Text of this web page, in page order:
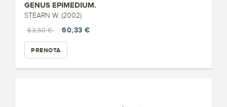
GENUS EPIMEDIUM.
STEARN W. (2002)
63,50 €
60,33 €
PRENOTA